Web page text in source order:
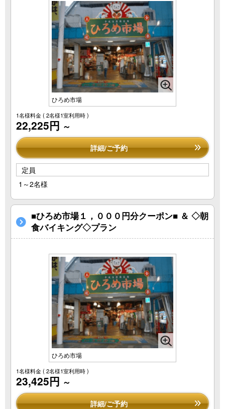
ひろめ市場
1名様料金( 2名様1室利用時 )
22,225円 ～
詳細/ご予約
定員
1～2名様
■ひろめ市場１，０００円分クーポン■ ＆ ◇朝
食バイキング◇プラン
ひろめ市場
1名様料金( 2名様1室利用時 )
23,425円 ～
詳細/ご予約